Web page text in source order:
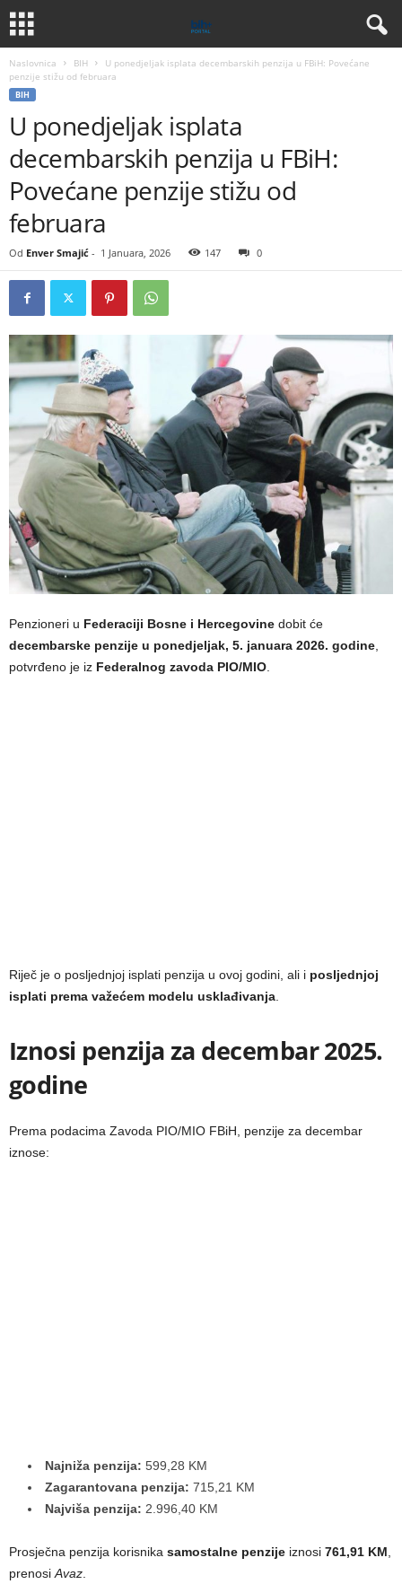
Naslovnica BIH
U ponedjeljak isplata decembarskih penzija u FBiH: Povećane
penzije stižu od februara
BIH
U ponedjeljak isplata
decembarskih penzija u FBiH:
Povećane penzije stižu od
februara
Od Enver Smajić - 1 Januara, 2026 147 0
Penzioneri u Federaciji Bosne i Hercegovine dobit će
decembarske penzije u ponedjeljak, 5. januara 2026. godine
potvrđeno je iz Federalnog zavoda PIO/MIO
Riječ je o posljednjoj isplati penzija u ovoj godini, ali i posljednjoj
isplati prema važećem modelu usklađivanja
Iznosi penzija za decembar 2025.
godine
Prema podacima Zavoda PIO/MIO FBiH, penzije za decembar
iznose:
Najniža penzija: 599,28 KM
Zagarantovana penzija: 715,21 KM
Najviša penzija: 2.996,40 KM
Prosječna penzija korisnika samostalne penzije iznosi 761,91 KM
prenosi Avaz